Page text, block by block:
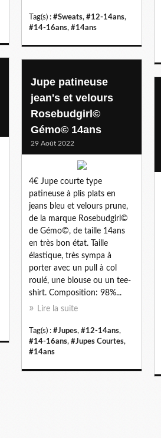
Tag(s) : #Sweats, #12-14ans,
#14-16ans, #14ans
Jupe patineuse
jean's et velours
Rosebudgirl©
Gémo© 14ans
29 Août 2022
4€ Jupe courte type
patineuse à plis plats en
jeans bleu et velours prune,
de la marque Rosebudgirl©
de Gémo©, de taille 14ans
en très bon état. Taille
élastique, très sympa à
porter avec un pull à col
roulé, une blouse ou un tee-
shirt. Composition: 98%...
Lire la suite
Tag(s) : #Jupes, #12-14ans,
#14-16ans, #Jupes Courtes,
#14ans